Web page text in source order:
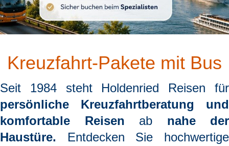
Kreuzfahrt-Pakete mit Bus
Seit 1984 steht Holdenried Reisen für
persönliche Kreuzfahrtberatung und
komfortable Reisen ab nahe der
Haustüre. Entdecken Sie hochwertige